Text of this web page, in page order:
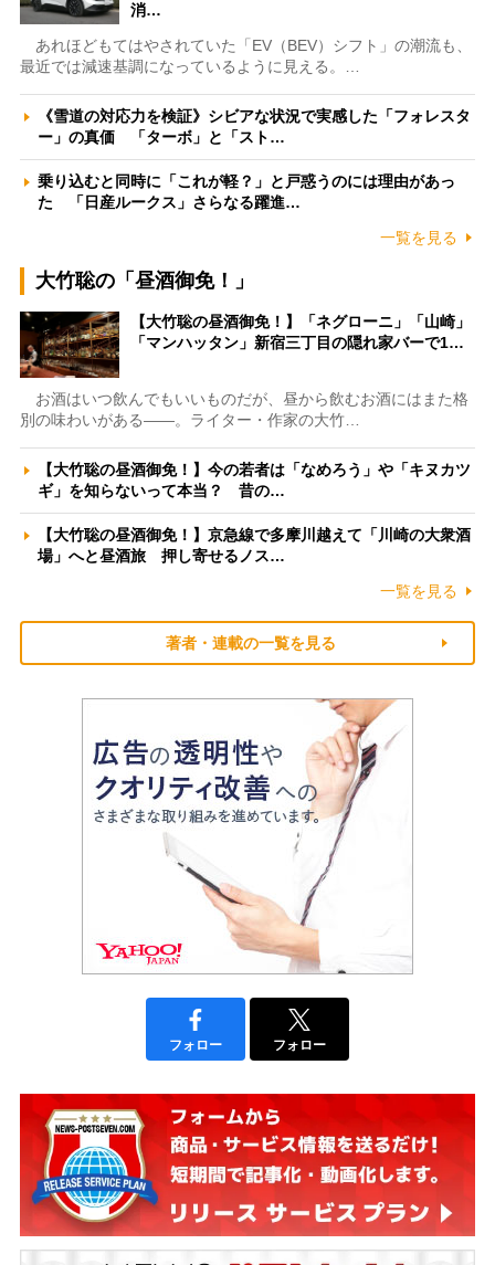
消…
あれほどもてはやされていた「EV（BEV）シフト」の潮流も、
最近では減速基調になっているように見える。…
《雪道の対応力を検証》シビアな状況で実感した「フォレスタ
ー」の真価 「ターボ」と「スト…
乗り込むと同時に「これが軽？」と戸惑うのには理由があっ
た 「日産ルークス」さらなる躍進…
一覧を見る
大竹聡の「昼酒御免！」
【大竹聡の昼酒御免！】「ネグローニ」「山崎」
「マンハッタン」新宿三丁目の隠れ家バーで1…
お酒はいつ飲んでもいいものだが、昼から飲むお酒にはまた格
別の味わいがある――。ライター・作家の大竹…
【大竹聡の昼酒御免！】今の若者は「なめろう」や「キヌカツ
ギ」を知らないって本当？ 昔の…
【大竹聡の昼酒御免！】京急線で多摩川越えて「川崎の大衆酒
場」へと昼酒旅 押し寄せるノス…
一覧を見る
著者・連載の一覧を見る
フォロー フォロー